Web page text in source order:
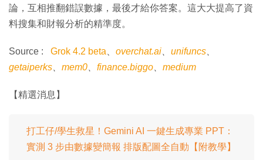
論，互相推翻錯誤數據，最後才給你答案。這大大提高了資
料搜集和財報分析的精準度。
Source : Grok 4.2 beta overchat.ai unifuncs
getaiperks
mem0 finance.biggo medium
【精選消息】
打工仔/學生救星！Gemini AI 一鍵生成專業 PPT：
實測 3 步由數據變簡報 排版配圖全自動【附教學】